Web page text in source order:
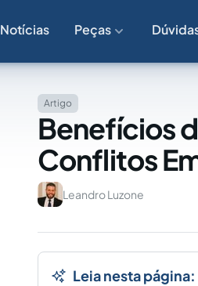
Notícias Peças
Artigo
Benefícios
Conflitos
Leandro Luzone
Leia nesta página: